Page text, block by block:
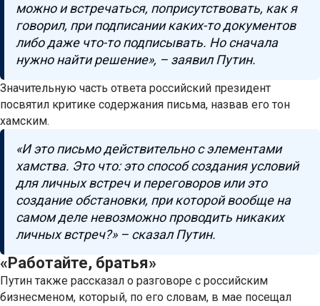
можно и встречаться, поприсутствовать, как я
говорил, при подписании каких-то документов
либо даже что-то подписывать. Но сначала
нужно найти решение», – заявил Путин.
Значительную часть ответа российский президент
посвятил критике содержания письма, назвав его тон
хамским.
«И это письмо действительно с элементами
хамства. Это что: это способ создания условий
для личных встреч и переговоров или это
создание обстановки, при которой вообще на
самом деле невозможно проводить никаких
личных встреч?» – сказал Путин.
«Работайте, братья»
Путин также рассказал о разговоре с российским
бизнесменом, который, по его словам, в мае посещал